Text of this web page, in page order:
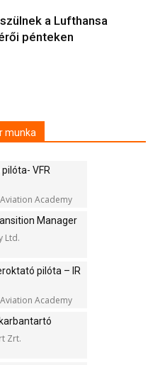
a Lufthansa
pénteken
munka
VFR
Aviation Academy
Manager
Ltd.
pilóta – IR
Aviation Academy
Zrt.